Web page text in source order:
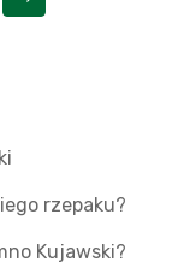
rzepaku?
Kujawski?